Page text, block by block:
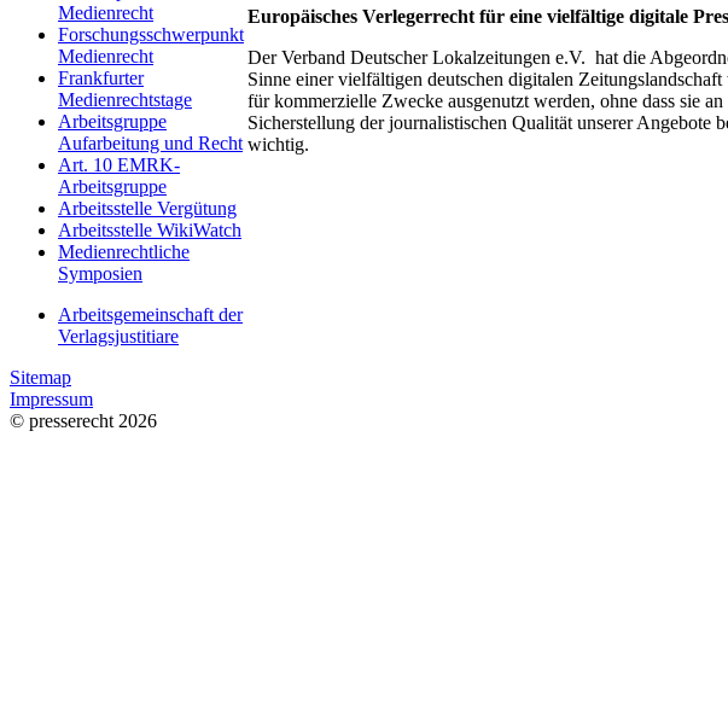
Medienrecht
Forschungsschwerpunkt
Medienrecht
Frankfurter
Medienrechtstage
Arbeitsgruppe
Aufarbeitung und Recht
Art. 10 EMRK-
Arbeitsgruppe
Arbeitsstelle Vergütung
Arbeitsstelle WikiWatch
Medienrechtliche
Symposien
Arbeitsgemeinschaft der
Verlagsjustitiare
Europäisches Verlegerrecht für eine vielfältige digitale
Der Verband Deutscher Lokalzeitungen e.V. hat die
Sinne einer vielfältigen deutschen digitalen
für kommerzielle Zwecke ausgenutzt werden, ohne dass sie
Sicherstellung der journalistischen Qualität unserer
wichtig.
Sitemap
Impressum
© presserecht 2026